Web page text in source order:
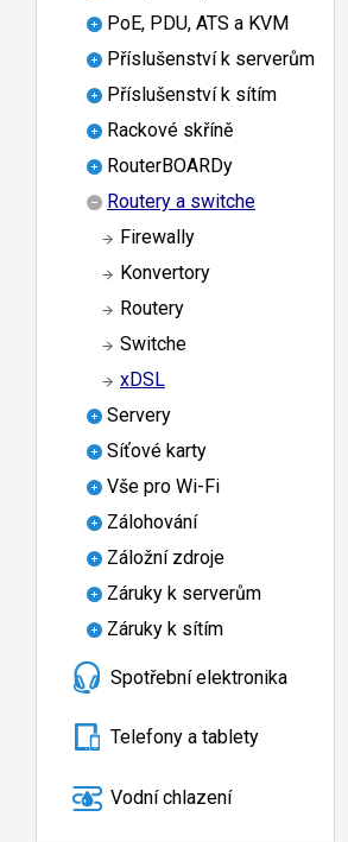
PoE, PDU, ATS a KVM
Příslušenství k serverům
Příslušenství k sítím
Rackové skříně
RouterBOARDy
Routery a switche
Firewally
Konvertory
Routery
Switche
xDSL
Servery
Síťové karty
Vše pro Wi-Fi
Zálohování
Záložní zdroje
Záruky k serverům
Záruky k sítím
Spotřební elektronika
Telefony a tablety
Vodní chlazení